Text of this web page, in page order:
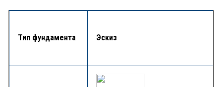
Тип фундамента Эскиз